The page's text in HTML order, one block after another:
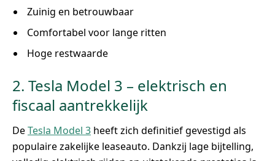
Zuinig en betrouwbaar
Comfortabel voor lange ritten
Hoge restwaarde
2. Tesla Model 3 – elektrisch en
fiscaal aantrekkelijk
DeTesla Model 3 heeft zich definitief gevestigd als
populaire zakelijke leaseauto. Dankzij lage bijtelling,